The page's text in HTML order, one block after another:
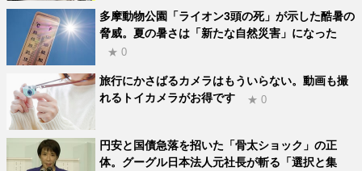
多摩動物公園「ライオン3頭の死」が示した酷暑の
脅威。夏の暑さは「新たな自然災害」になった
★ 0
旅行にかさばるカメラはもういらない。動画も撮
れるトイカメラがお得です
★ 0
円安と国債急落を招いた「骨太ショック」の正
体。グーグル日本法人元社長が斬る「選択と集